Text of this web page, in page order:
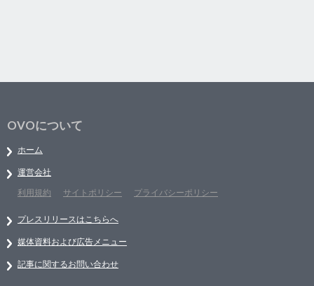
OVOについて
ホーム
運営会社
利用規約
サイトポリシー プライバシーポリシー
プレスリリースはこちらへ
媒体資料および広告メニュー
記事に関するお問い合わせ